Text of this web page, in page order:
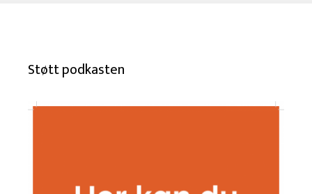
Støtt podkasten